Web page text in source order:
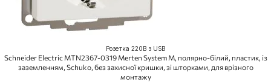
Розетка 220В з USB
Schneider Electric MTN2367-0319 Merten System M, полярно-білий, пластик, із
заземленням, Schuko, без захисної кришки, зі шторками, для врізного
монтажу